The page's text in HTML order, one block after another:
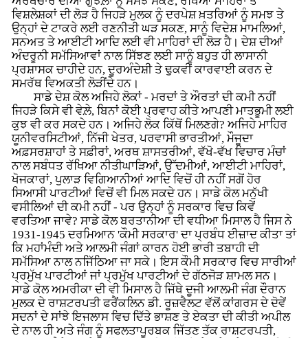
ਵਿਸ਼ਲੇਸ਼ਕਾਂ ਦੀ ਲੋੜ ਹੈ ਜਿਹੜੇ ਮੁਲਕ ਨੂੰ ਦਰਪੇਸ਼ ਖ਼ਤਰਿਆਂ ਨੂੰ ਸਮਝ ਤੇ
ਉਨ੍ਹਾਂ ਦੇ ਟਾਕਰੇ ਲਈ ਰਣਨੀਤੀ ਘੜ ਸਕਣ, ਸਾਨੂੰ ਵਿਦੇਸ਼ ਮਾਮਲਿਆਂ,
ਸਨਅਤ ਤੇ ਆਈਟੀ ਆਦਿ ਲਈ ਵੀ ਮਾਹਿਰਾਂ ਦੀ ਲੋੜ ਹੈ। ਦੇਸ਼ ਦੀਆਂ
ਅੰਦਰੂਨੀ ਸਮੱਸਿਆਵਾਂ ਨਾਲ ਸਿੱਝਣ ਲਈ ਸਾਨੂੰ ਬਹੁਤ ਹੀ ਲਾਸਾਨੀ
ਪ੍ਰਸ਼ਾਸਕ ਚਾਹੀਦੇ ਹਨ, ਦੂਰਅੰਦੇਸ਼ੀ ਤੇ ਢੁਕਵੀਂ ਕਾਰਵਾਈ ਕਰਨ ਦੇ
ਸਮਰੱਥ ਵਿਅਕਤੀ ਲੋੜੀਂਦੇ ਹਨ।
ਸਾਡੇ ਦੇਸ਼ ਕੋਲ ਅਜਿਹੇ ਲੋਕਾਂ - ਮਰਦਾਂ ਤੇ ਔਰਤਾਂ ਦੀ ਕਮੀ ਨਹੀਂ
ਜਿਹੜੇ ਕਿਸੇ ਵੀ ਵੇਲ਼ੇ, ਬਿਨਾਂ ਕੋਈ ਪ੍ਰਵਾਹ ਕੀਤੇ ਆਪਣੀ ਮਾਤਭੂਮੀ ਲਈ
ਕੁਝ ਵੀ ਕਰ ਸਕਦੇ ਹਨ। ਅਜਿਹੇ ਲੋਕ ਕਿੱਥੋਂ ਮਿਲਣਗੇ? ਅਜਿਹੇ ਮਾਹਿਰ
ਯੂਨੀਵਰਸਿਟੀਆਂ, ਨਿੱਜੀ ਖੇਤਰ, ਪਰਵਾਸੀ ਭਾਰਤੀਆਂ, ਮੌਜੂਦਾ
ਅਫ਼ਸਰਸ਼ਾਹਾਂ ਤੇ ਸਫ਼ੀਰਾਂ, ਅਰਥ ਸ਼ਾਸਤਰੀਆਂ, ਵੱਖੋ-ਵੱਖ ਵਿਚਾਰ ਮੰਚਾਂ
ਨਾਲ ਸਬੰਧਤ ਰੱਖਿਆ ਨੀਤੀਘਾੜਿਆਂ, ਉੱਦਮੀਆਂ, ਆਈਟੀ ਮਾਹਿਰਾਂ,
ਖੋਜਕਾਰਾਂ, ਪੁਲਾੜ ਵਿਗਿਆਨੀਆਂ ਆਦਿ ਵਿਚੋਂ ਹੀ ਨਹੀਂ ਸਗੋਂ ਹੋਰ
ਸਿਆਸੀ ਪਾਰਟੀਆਂ ਵਿਚੋਂ ਵੀ ਮਿਲ ਸਕਦੇ ਹਨ। ਸਾਡੇ ਕੋਲ ਮਨੁੱਖੀ
ਵਸੀਲਿਆਂ ਦੀ ਕਮੀ ਨਹੀਂ - ਪਰ ਉਨ੍ਹਾਂ ਨੂੰ ਸਰਕਾਰ ਵਿਚ ਕਿਵੇਂ
ਵਰਤਿਆ ਜਾਵੇ? ਸਾਡੇ ਕੋਲ ਬਰਤਾਨੀਆ ਦੀ ਵਧੀਆ ਮਿਸਾਲ ਹੈ ਜਿਸ ਨੇ
1931-1945 ਦਰਮਿਆਨ 'ਕੌਮੀ ਸਰਕਾਰ' ਦਾ ਪ੍ਰਬੰਧ ਈਜ਼ਾਦ ਕੀਤਾ ਤਾਂ
ਕਿ ਮਹਾਂਮੰਦੀ ਅਤੇ ਆਲਮੀ ਜੰਗਾਂ ਕਾਰਨ ਹੋਈ ਭਾਰੀ ਤਬਾਹੀ ਦੀ
ਸਮੱਸਿਆ ਨਾਲ ਨਜਿੱਠਿਆ ਜਾ ਸਕੇ। ਇਸ ਕੌਮੀ ਸਰਕਾਰ ਵਿਚ ਸਾਰੀਆਂ
ਪ੍ਰਮੁੱਖ ਪਾਰਟੀਆਂ ਜਾਂ ਪ੍ਰਮੁੱਖ ਪਾਰਟੀਆਂ ਦੇ ਗੱਠਜੋੜ ਸ਼ਾਮਲ ਸਨ।
ਸਾਡੇ ਕੋਲ ਅਮਰੀਕਾ ਦੀ ਵੀ ਮਿਸਾਲ ਹੈ ਜਿੱਥੇ ਦੂਜੀ ਆਲਮੀ ਜੰਗ ਦੌਰਾਨ
ਮੁਲਕ ਦੇ ਰਾਸ਼ਟਰਪਤੀ ਫਰੈਂਕਲਿਨ ਡੀ. ਰੂਜ਼ਵੈਲਟ ਵੱਲੋਂ ਕਾਂਗਰਸ ਦੇ ਦੋਵੇਂ
ਸਦਨਾਂ ਦੇ ਸਾਂਝੇ ਇਜਲਾਸ ਵਿਚ ਦਿੱਤੇ ਭਾਸ਼ਣ ਤੇ ਏਕਤਾ ਦੀ ਕੀਤੀ ਅਪੀਲ
ਦੇ ਨਾਲ ਹੀ ਅਤੇ ਜੰਗ ਨੂੰ ਸਫਲਤਾਪੂਰਬਕ ਜਿੱਤਣ ਤੱਕ ਰਾਸ਼ਟਰਪਤੀ,